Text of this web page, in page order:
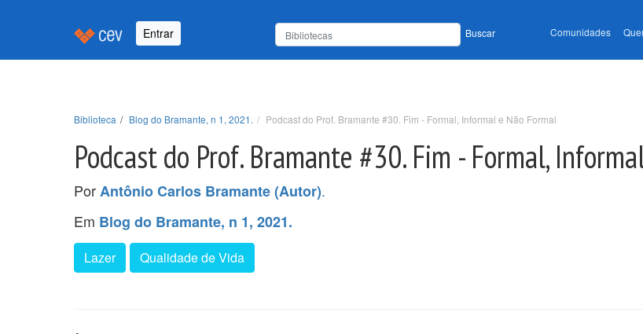
Entrar Buscar Comunidades
Biblioteca Blog do Bramante, n 1, 2021. Podcast do Prof. Bramante #30. Fim - Formal, Informal e Não Formal
Podcast do Prof. Bramante #30. Fim - Formal,
PorAntônio Carlos Bramante (Autor).
Em Blog do Bramante, n 1, 2021.
Lazer Qualidade de Vida